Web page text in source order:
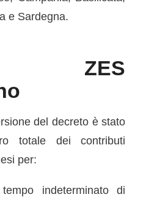
e Sardegna.
ZES
del decreto è stato
totale dei contributi
per:
indeterminato di